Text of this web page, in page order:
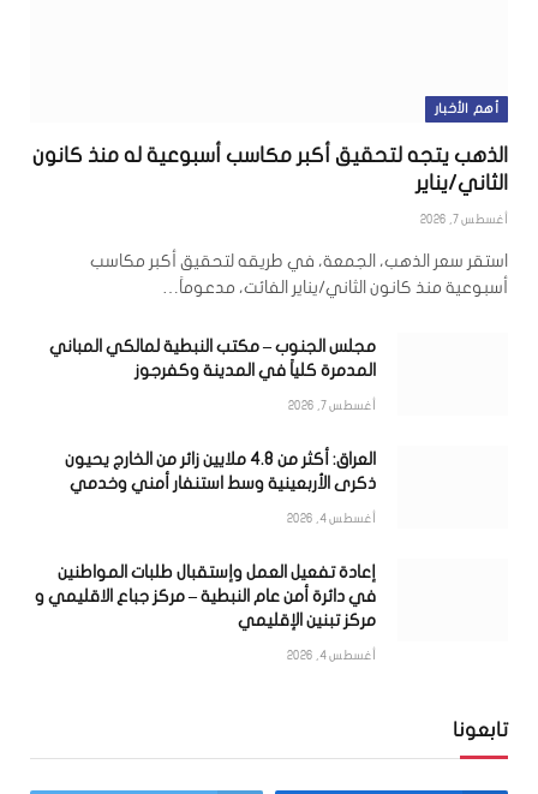
أهم الأخبار
الذهب يتجه لتحقيق أكبر مكاسب أسبوعية له منذ كانون
الثاني/يناير
أغسطس 7, 2026
استقر سعر الذهب، الجمعة، في طريقه لتحقيق أكبر مكاسب
أسبوعية منذ كانون الثاني/يناير الفائت، مدعوماً…
مجلس الجنوب – مكتب النبطية لمالكي المباني
المدمرة كلياً في المدينة وكفرجوز
أغسطس 7, 2026
العراق: أكثر من 4.8 ملايين زائر من الخارج يحيون
ذكرى الأربعينية وسط استنفار أمني وخدمي
أغسطس 4, 2026
إعادة تفعيل العمل وإستقبال طلبات المواطنين
في دائرة أمن عام النبطية – مركز جباع الاقليمي و
مركز تبنين الإقليمي
أغسطس 4, 2026
تابعونا